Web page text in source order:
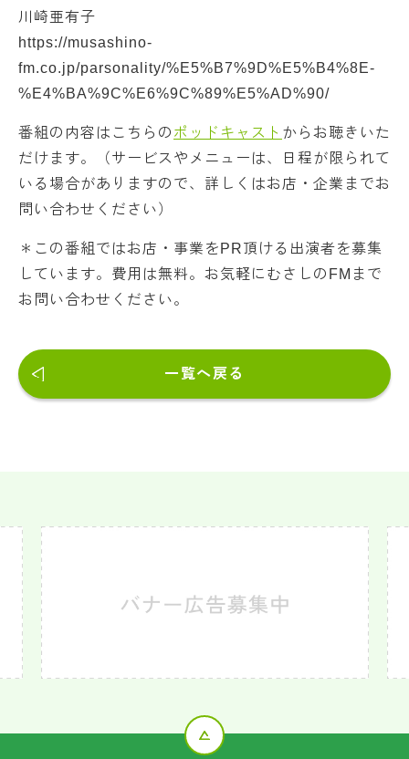
川崎亜有子
https://musashino-
fm.co.jp/parsonality/%E5%B7%9D%E5%B4%8E-
%E4%BA%9C%E6%9C%89%E5%AD%90/
番組の内容はこちらの ポッドキャスト からお聴きいた
だけます。（サービスやメニューは、日程が限られて
いる場合がありますので、詳しくはお店・企業までお
問い合わせください）
＊この番組ではお店・事業をPR頂ける出演者を募集
しています。費用は無料。お気軽にむさしのFMまで
お問い合わせください。
一覧へ戻る